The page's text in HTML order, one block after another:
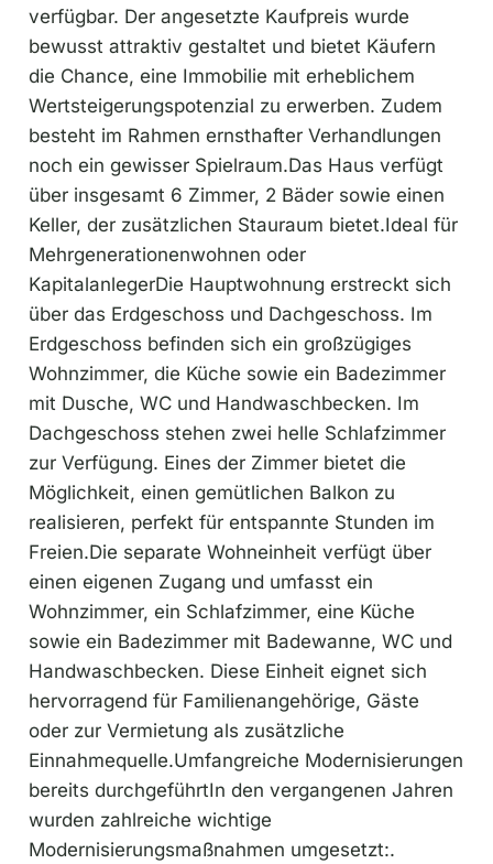
verfügbar. Der angesetzte Kaufpreis wurde
bewusst attraktiv gestaltet und bietet Käufern
die Chance, eine Immobilie mit erheblichem
Wertsteigerungspotenzial zu erwerben. Zudem
besteht im Rahmen ernsthafter Verhandlungen
noch ein gewisser Spielraum.Das Haus verfügt
über insgesamt 6 Zimmer, 2 Bäder sowie einen
Keller, der zusätzlichen Stauraum bietet.Ideal für
Mehrgenerationenwohnen oder
KapitalanlegerDie Hauptwohnung erstreckt sich
über das Erdgeschoss und Dachgeschoss. Im
Erdgeschoss befinden sich ein großzügiges
Wohnzimmer, die Küche sowie ein Badezimmer
mit Dusche, WC und Handwaschbecken. Im
Dachgeschoss stehen zwei helle Schlafzimmer
zur Verfügung. Eines der Zimmer bietet die
Möglichkeit, einen gemütlichen Balkon zu
realisieren, perfekt für entspannte Stunden im
Freien.Die separate Wohneinheit verfügt über
einen eigenen Zugang und umfasst ein
Wohnzimmer, ein Schlafzimmer, eine Küche
sowie ein Badezimmer mit Badewanne, WC und
Handwaschbecken. Diese Einheit eignet sich
hervorragend für Familienangehörige, Gäste
oder zur Vermietung als zusätzliche
Einnahmequelle.Umfangreiche Modernisierungen
bereits durchgeführtIn den vergangenen Jahren
wurden zahlreiche wichtige
Modernisierungsmaßnahmen umgesetzt:.